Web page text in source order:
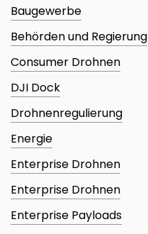
Baugewerbe
Behörden und Regierung
Consumer Drohnen
DJI Dock
Drohnenregulierung
Energie
Enterprise Drohnen
Enterprise Drohnen
Enterprise Payloads